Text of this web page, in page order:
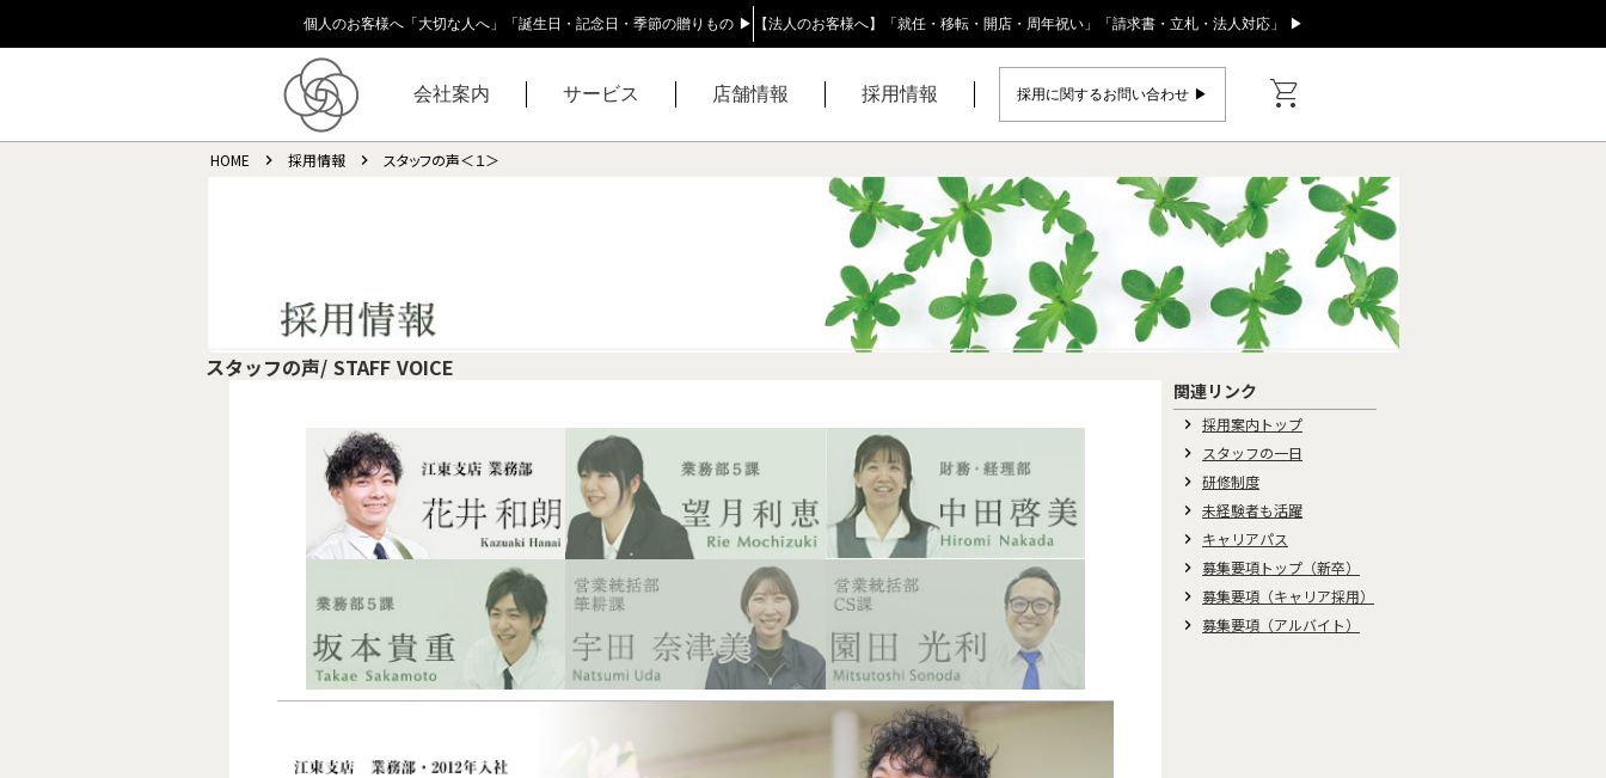
個人のお客様へ「大切な人へ」「誕生日・記念日・季節の贈りもの ▶ 【法人のお客様へ】「就任・移転・開店・周年祝い」「請求書・立札・法人対応」 ▶
会社案内 サービス 店舗情報 採用情報 採用に関するお問い合わせ ▶︎ shopping_cart
HOME keyboard_arrow_right 採用情報 keyboard_arrow_right スタッフの声＜１＞
スタッフの声/ STAFF VOICE
関連リンク
keyboard_arrow_right 採用案内トップ
keyboard_arrow_right スタッフの一日
keyboard_arrow_right 研修制度
keyboard_arrow_right 未経験者も活躍
keyboard_arrow_right キャリアパス
keyboard_arrow_right 募集要項トップ（新卒）
keyboard_arrow_right 募集要項（キャリア採用）
keyboard_arrow_right 募集要項（アルバイト）